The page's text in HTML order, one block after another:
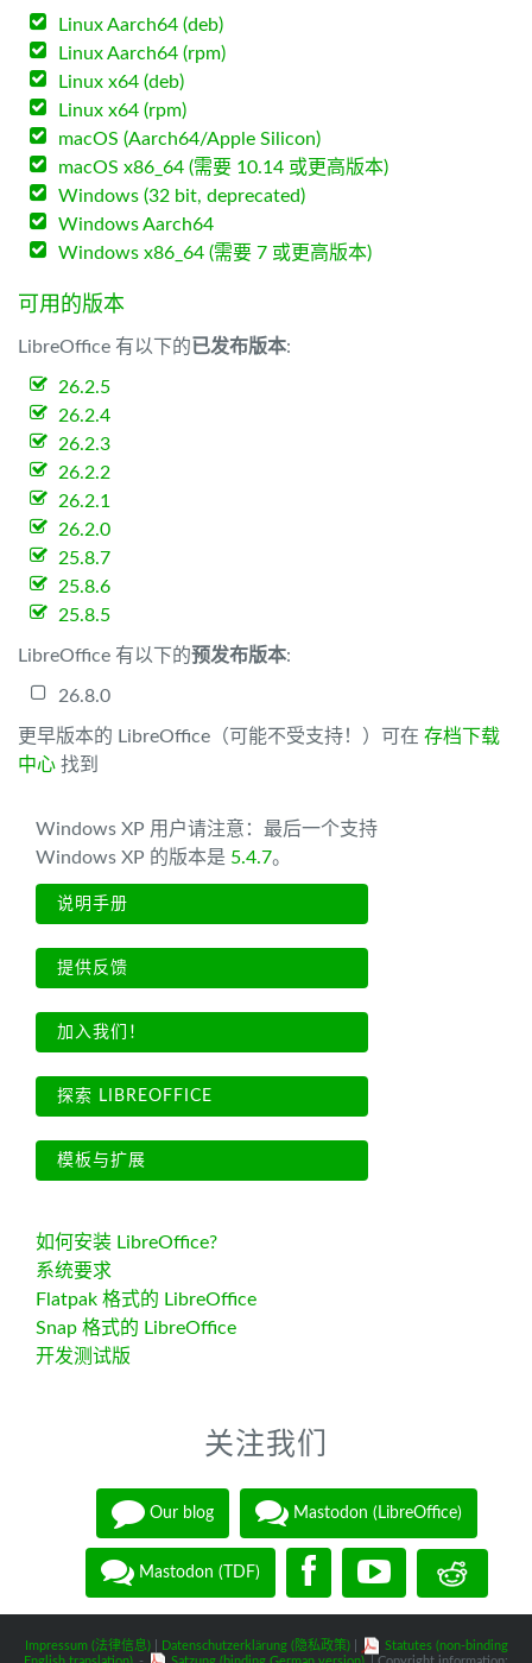
Linux Aarch64 (deb)
Linux Aarch64 (rpm)
Linux x64 (deb)
Linux x64 (rpm)
macOS (Aarch64/Apple Silicon)
macOS x86_64 (需要 10.14 或更高版本)
Windows (32 bit, deprecated)
Windows Aarch64
Windows x86_64 (需要 7 或更高版本)
可用的版本
LibreOffice 有以下的已发布版本:
26.2.5
26.2.4
26.2.3
26.2.2
26.2.1
26.2.0
25.8.7
25.8.6
25.8.5
LibreOffice 有以下的预发布版本:
26.8.0
更早版本的 LibreOffice（可能不受支持！）可在 存档下载
中心 找到
Windows XP 用户请注意：最后一个支持
Windows XP 的版本是 5.4.7。
说明手册
提供反馈
加入我们！
探索 LIBREOFFICE
模板与扩展
如何安装 LibreOffice?
系统要求
Flatpak 格式的 LibreOffice
Snap 格式的 LibreOffice
开发测试版
关注我们
Our blog Mastodon (LibreOffice)
Mastodon (TDF)
Impressum (法律信息)| Datenschutzerklärung (隐私政策)|
Statutes (non-binding